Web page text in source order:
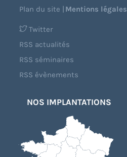
Plan du site |Mentions légales
Twitter
RSS actualités
RSS séminaires
RSS évènements
NOS IMPLANTATIONS